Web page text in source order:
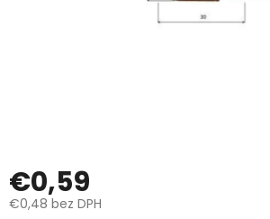
€0,59
€0,48 bez DPH